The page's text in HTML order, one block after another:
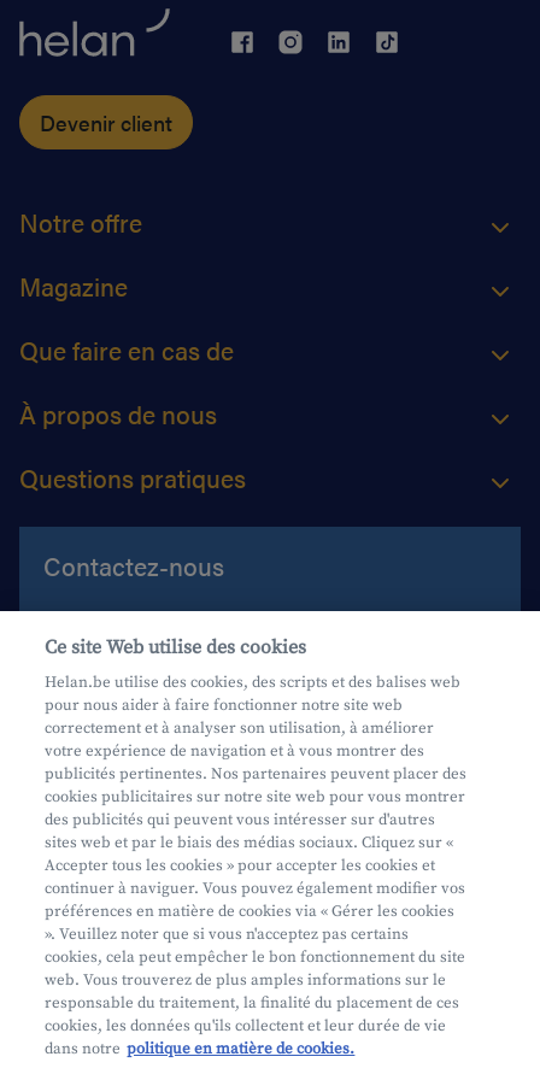
Devenir client
Notre offre
Magazine
Que faire en cas de
À propos de nous
Questions pratiques
Contactez-nous
Aide et contact
Prenez rendez-vous
Où nous trouver
Phishing
Mifid
Privacy
Info juridique
Soumis au contrôle de l'OCM
Ce site Web utilise des cookies
Helan.be utilise des cookies, des scripts et des balises web
pour nous aider à faire fonctionner notre site web
correctement et à analyser son utilisation, à améliorer
votre expérience de navigation et à vous montrer des
publicités pertinentes. Nos partenaires peuvent placer des
cookies publicitaires sur notre site web pour vous montrer
des publicités qui peuvent vous intéresser sur d'autres
sites web et par le biais des médias sociaux. Cliquez sur «
Accepter tous les cookies » pour accepter les cookies et
continuer à naviguer. Vous pouvez également modifier vos
préférences en matière de cookies via « Gérer les cookies
». Veuillez noter que si vous n'acceptez pas certains
cookies, cela peut empêcher le bon fonctionnement du site
web. Vous trouverez de plus amples informations sur le
responsable du traitement, la finalité du placement de ces
cookies, les données qu'ils collectent et leur durée de vie
dans notre politique en matière de cookies.